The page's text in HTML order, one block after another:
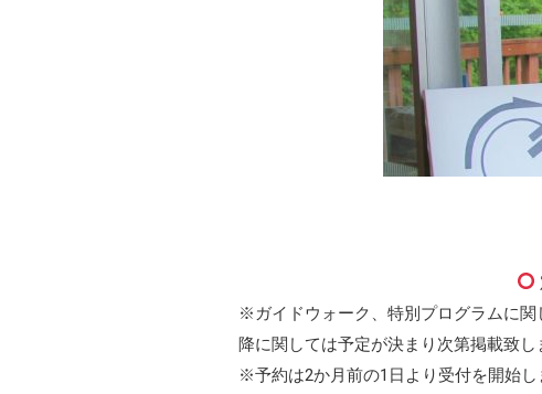
※ガイドウォーク、特別プログラムに
降に関しては予定が決まり次第掲載致し
※予約は2か月前の1日より受付を開始し